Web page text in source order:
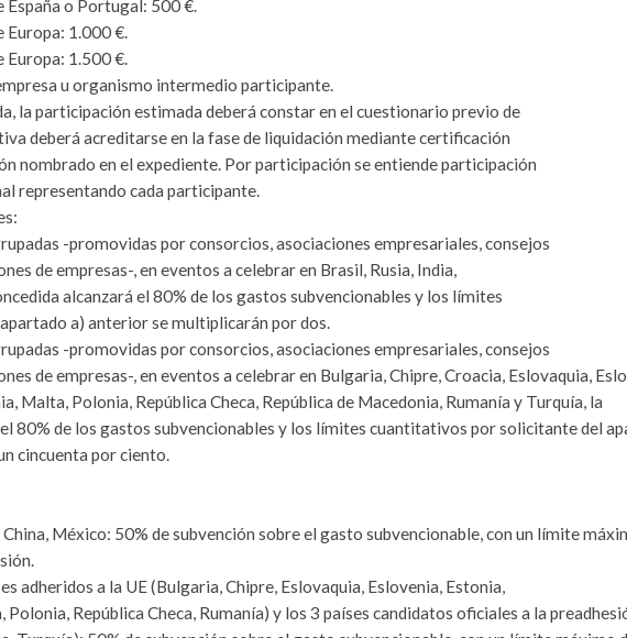
España o Portugal: 500 €.
Europa: 1.000 €.
Europa: 1.500 €.
u organismo intermedio participante.
la participación estimada deberá constar en el cuestionario previo de
deberá acreditarse en la fase de liquidación mediante certificación
nombrado en el expediente. Por participación se entiende participación
representando cada participante.
-promovidas por consorcios, asociaciones empresariales, consejos
de empresas-, en eventos a celebrar en Brasil, Rusia, India,
alcanzará el 80% de los gastos subvencionables y los límites
a) anterior se multiplicarán por dos.
-promovidas por consorcios, asociaciones empresariales, consejos
de empresas-, en eventos a celebrar en Bulgaria, Chipre, Croacia, Eslovaquia,
Malta, Polonia, República Checa, República de Macedonia, Rumanía y Turquía, la
80% de los gastos subvencionables y los límites cuantitativos por solicitante del
cincuenta por ciento.
México: 50% de subvención sobre el gasto subvencionable, con un límite
adheridos a la UE (Bulgaria, Chipre, Eslovaquia, Eslovenia, Estonia,
República Checa, Rumanía) y los 3 países candidatos oficiales a la